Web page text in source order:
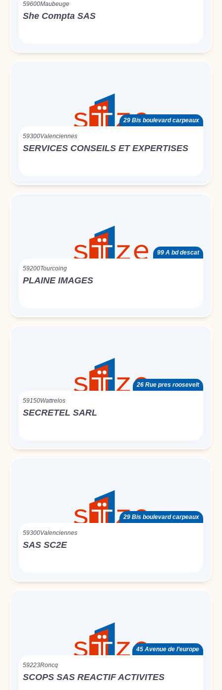
59600Maubeuge
She Compta SAS
29 Bis boulevard carpeaux
59300Valenciennes
SERVICES CONSEILS ET EXPERTISES
99 A bd descat
59200Tourcoing
PLAINE IMAGES
26 Rue pres roosevelt
59150Wattrelos
SECRETEL SARL
29 Bis boulevard carpeaux
59300Valenciennes
SAS SC2E
45 Avenue de l’europe
59223Roncq
SCOPS SAS REACTIF ACTIVITES